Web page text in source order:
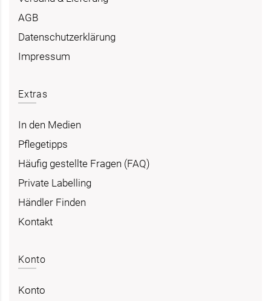
AGB
Datenschutzerklärung
Impressum
Extras
In den Medien
Pflegetipps
Häufig gestellte Fragen (FAQ)
Private Labelling
Händler Finden
Kontakt
Konto
Konto